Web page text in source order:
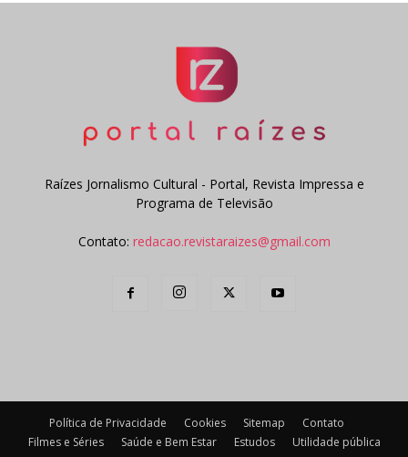
Raízes Jornalismo Cultural - Portal, Revista Impressa e
Programa de Televisão
Contato: redacao.revistaraizes@gmail.com
Política de Privacidade Cookies Sitemap
Contato
Filmes e Séries
Saúde e Bem Estar Estudos Utilidade pública